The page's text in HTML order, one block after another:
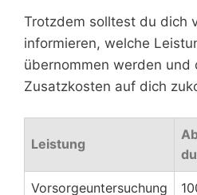
Trotzdem solltest du dich
informieren, welche
übernommen werden und
Zusatzkosten auf dich
Leistung
Vorsorgeuntersuchung